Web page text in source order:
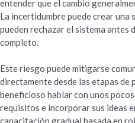
entender que el cambio
La incertidumbre puede crear una
pueden rechazar el sistema antes
completo.
Este riesgo puede mitigarse
directamente desde las etapas de
beneficioso hablar con unos
requisitos e incorporar sus ideas
capacitación gradual basada en